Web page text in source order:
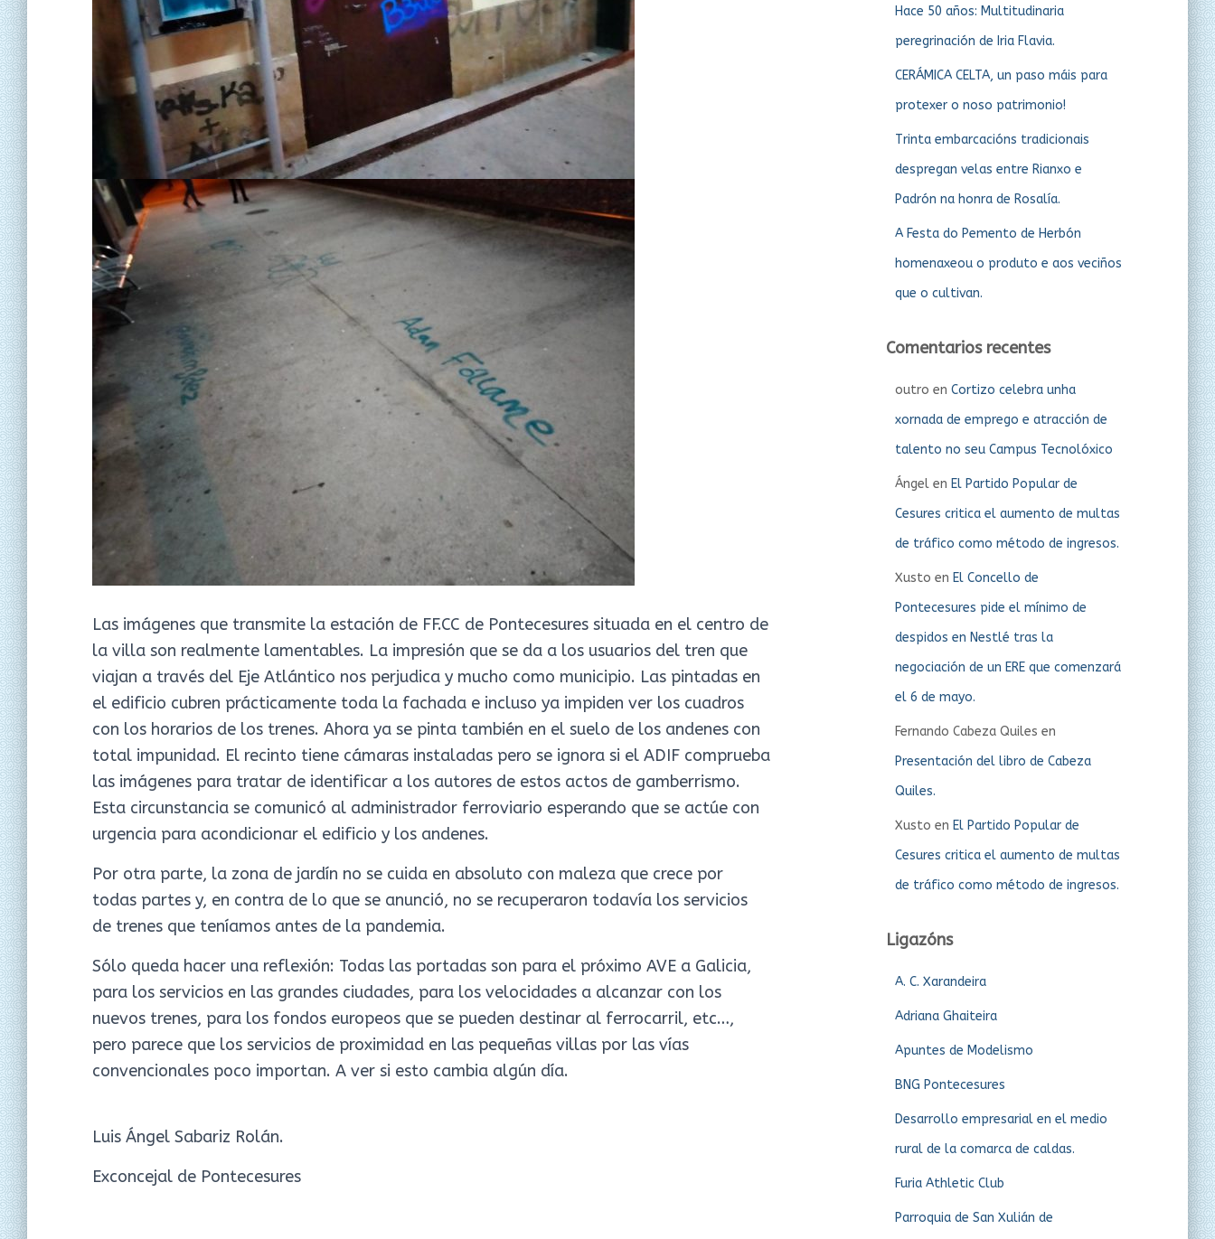
Las imágenes que transmite la estación de FF.CC de Pontecesures situada en el centro de
la villa son realmente lamentables. La impresión que se da a los usuarios del tren que
viajan a través del Eje Atlántico nos perjudica y mucho como municipio. Las pintadas en
el edificio cubren prácticamente toda la fachada e incluso ya impiden ver los cuadros
con los horarios de los trenes. Ahora ya se pinta también en el suelo de los andenes con
total impunidad. El recinto tiene cámaras instaladas pero se ignora si el ADIF comprueba
las imágenes para tratar de identificar a los autores de estos actos de gamberrismo.
Esta circunstancia se comunicó al administrador ferroviario esperando que se actúe con
urgencia para acondicionar el edificio y los andenes.
Por otra parte, la zona de jardín no se cuida en absoluto con maleza que crece por
todas partes y, en contra de lo que se anunció, no se recuperaron todavía los servicios
de trenes que teníamos antes de la pandemia.
Sólo queda hacer una reflexión: Todas las portadas son para el próximo AVE a Galicia,
para los servicios en las grandes ciudades, para los velocidades a alcanzar con los
nuevos trenes, para los fondos europeos que se pueden destinar al ferrocarril, etc…,
pero parece que los servicios de proximidad en las pequeñas villas por las vías
convencionales poco importan. A ver si esto cambia algún día.
Luis Ángel Sabariz Rolán.
Exconcejal de Pontecesures
Hace 50 años: Multitudinaria
peregrinación de Iria Flavia.
CERÁMICA CELTA, un paso máis para
protexer o noso patrimonio!
Trinta embarcacións tradicionais
despregan velas entre Rianxo e
Padrón na honra de Rosalía.
A Festa do Pemento de Herbón
homenaxeou o produto e aos veciños
que o cultivan.
Comentarios recentes
outro en Cortizo celebra unha
xornada de emprego e atracción de
talento no seu Campus Tecnolóxico
Ángelen El Partido Popular de
Cesures critica el aumento de multas
de tráfico como método de ingresos.
Xusto en El Concello de
Pontecesures pide el mínimo de
despidos en Nestlé tras la
negociación de un ERE que comenzará
el 6 de mayo.
Fernando Cabeza Quiles en
Presentación del libro de Cabeza
Quiles.
Xusto en El Partido Popular de
Cesures critica el aumento de multas
de tráfico como método de ingresos.
Ligazóns
A. C. Xarandeira
Adriana Ghaiteira
Apuntes de Modelismo
BNG Pontecesures
Desarrollo empresarial en el medio
rural de la comarca de caldas.
Furia Athletic Club
Parroquia de San Xulián de